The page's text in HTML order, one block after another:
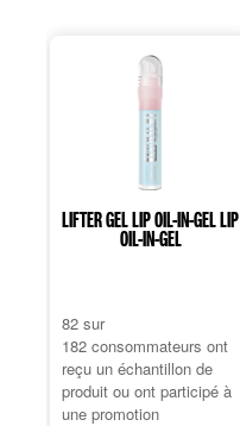
LIFTER GEL LIP OIL-IN-GEL LIP
OIL-IN-GEL
sur
5
étoiles.
182
avis
82 sur
182 consommateurs ont
reçu un échantillon de
produit ou ont participé à
une promotion